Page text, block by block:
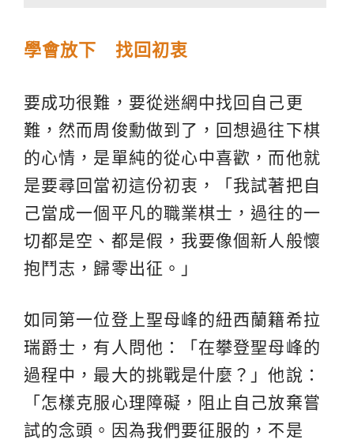
學會放下 找回初衷
要成功很難，要從迷網中找回自己更
難，然而周俊勳做到了，回想過往下棋
的心情，是單純的從心中喜歡，而他就
是要尋回當初這份初衷，「我試著把自
己當成一個平凡的職業棋士，過往的一
切都是空、都是假，我要像個新人般懷
抱鬥志，歸零出征。」
如同第一位登上聖母峰的紐西蘭籍希拉
瑞爵士，有人問他：「在攀登聖母峰的
過程中，最大的挑戰是什麼？」他說：
「怎樣克服心理障礙，阻止自己放棄嘗
試的念頭。因為我們要征服的，不是